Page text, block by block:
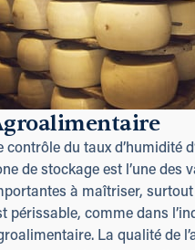
contrôle du taux d’humidité
de stockage est l’une des
à maîtriser,
périssable, comme dans
La qualité de